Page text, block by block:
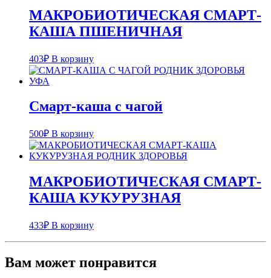
МАКРОБИОТИЧЕСКАЯ СМАРТ-
КАША ПШЕНИЧНАЯ
403₽ В корзину
Смарт-каша с чагой
500₽ В корзину
МАКРОБИОТИЧЕСКАЯ СМАРТ-
КАША КУКУРУЗНАЯ
433₽ В корзину
Вам может понравится